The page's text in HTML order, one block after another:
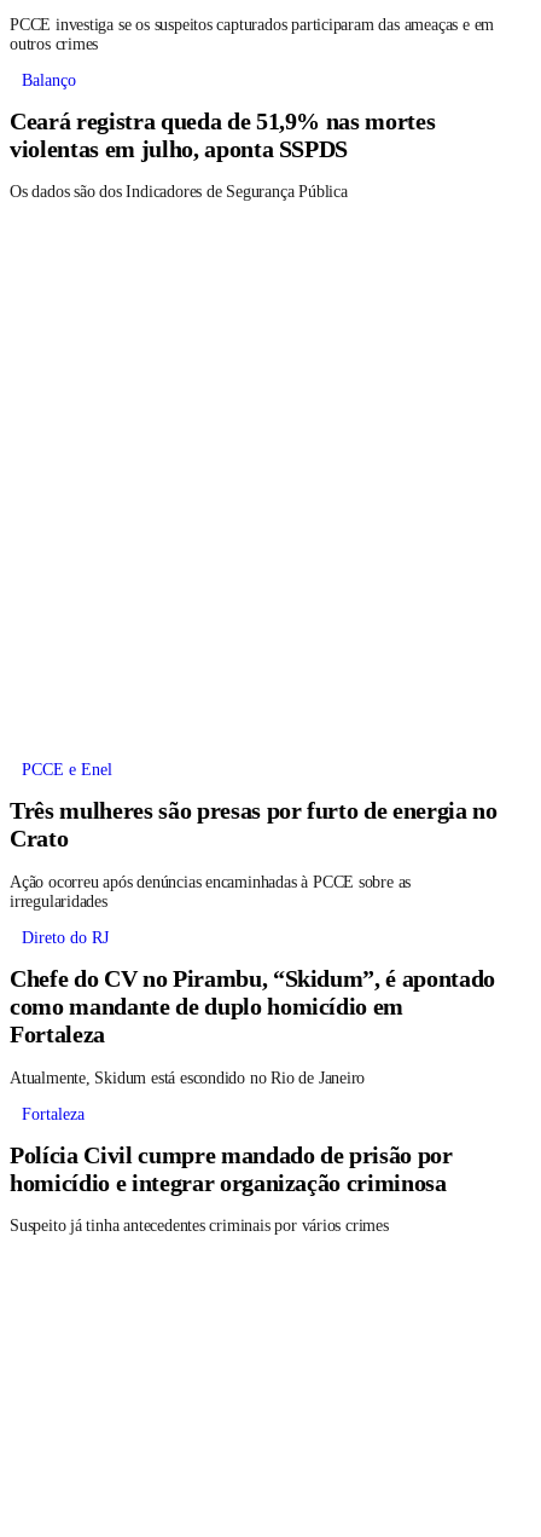
PCCE investiga se os suspeitos capturados participaram das ameaças e em
outros crimes
Balanço
Ceará registra queda de 51,9% nas mortes
violentas em julho, aponta SSPDS
Os dados são dos Indicadores de Segurança Pública
PCCE e Enel
Três mulheres são presas por furto de energia no
Crato
Ação ocorreu após denúncias encaminhadas à PCCE sobre as
irregularidades
Direto do RJ
Chefe do CV no Pirambu, “Skidum”, é apontado
como mandante de duplo homicídio em
Fortaleza
Atualmente, Skidum está escondido no Rio de Janeiro
Fortaleza
Polícia Civil cumpre mandado de prisão por
homicídio e integrar organização criminosa
Suspeito já tinha antecedentes criminais por vários crimes